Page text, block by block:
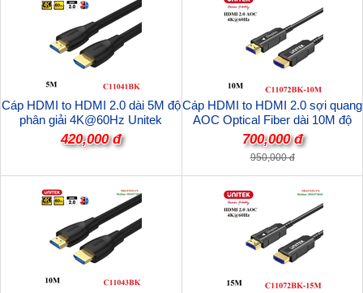
Cáp HDMI to HDMI 2.0 dài 5M độ
phân giải 4K@60Hz Unitek
C11041BK cao cấp
420,000 đ
Cáp HDMI to HDMI 2.0 sợi quang
AOC Optical Fiber dài 10M độ
phân giải 4K@60Hz Unitek
C11072BK-10M cao cấp
700,000 đ
950,000 đ